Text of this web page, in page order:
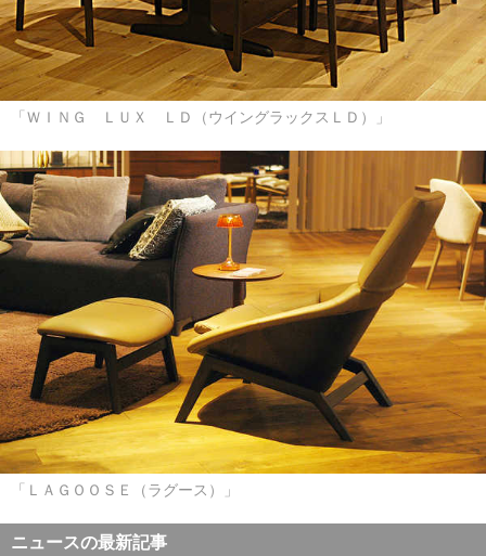
「ＷＩＮＧ ＬＵＸ ＬＤ（ウイングラックスＬＤ）」
「ＬＡＧＯＯＳＥ（ラグース）」
ニュースの最新記事